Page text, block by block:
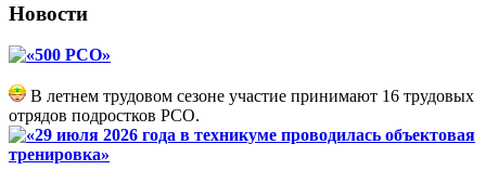
Новости
«500 РСО»
В летнем трудовом сезоне участие принимают 16 трудовых
отрядов подростков РСО.
«29 июля 2026 года в техникуме проводилась объектовая
тренировка»